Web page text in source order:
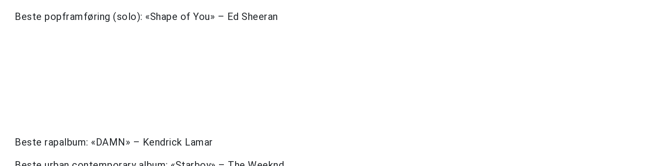
Beste popframføring (solo): «Shape of You» – Ed Sheeran
Beste rapalbum: «DAMN» – Kendrick Lamar